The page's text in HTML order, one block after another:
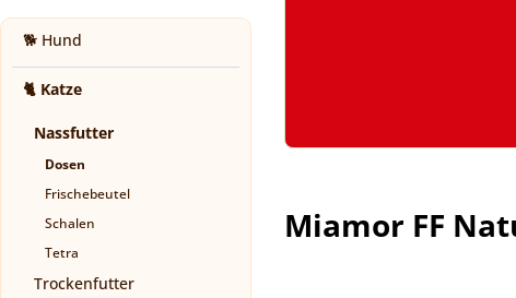
🐕 Hund
🐈 Katze
Nassfutter
Dosen
Frischebeutel
Schalen
Tetra
Trockenfutter
Miamor FF